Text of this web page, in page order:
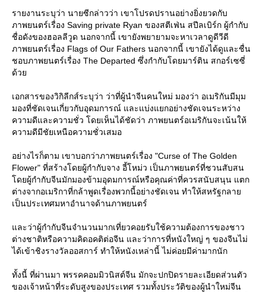
รายงานระบุว่า นายซีกล่าวว่า เขาโปรดปรานอย่างยิ่งยวดกับ
ภาพยนตร์เรื่อง Saving private Ryan ของสตีเฟ่น สปีลเบิร์ก ผู้กำกับ
ชื่อดังของฮอลลีวูด นอกจากนี้ เขายังพยายามจะหาเวลาดูดีวีดี
ภาพยนตร์เรื่อง Flags of Our Fathers นอกจากนี้ เขายังได้ดูและชื่น
ชอบภาพยนตร์เรื่อง The Departed ซึ่งกำกับโดยมาร์ติน สกอร์เซซี่
ด้ว
เอกสารของวิกิลีกส์ระบุว่า ว่าที่ผู้นำจีนคนใหม่ มองว่า อเมริกันมีมุม
มองที่ชัดเจนเกี่ยวกับอุดมการณ์ และแบ่งแยกอย่างชัดเจนระหว่าง
ความดีและความชั่ว โดยเห็นได้ชัดว่า ภาพยนตร์อเมริกันจะเน้นให้
ความดีมีชัยเหนือความชั่วเสมอ
อย่างไรก็ตาม เขาบอกว่าภาพยนตร์เรื่อง "Curse of The Golden
Flower" ที่สร้างโดยผู้กำกับจาง อี้โหม่ว เป็นภาพยนตร์ที่ชวนสับสน
ดยผู้กำกับจีนมักมองข้ามอุดมการณ์หรือคุณค่าที่ควรสนับสนุน แตก
ต่างจากอเมริกาที่กล้าพูดเรื่องพวกนี้อย่างชัดเจน ทำให้สหรัฐกลา
เป็นประเทศมหาอำนาจด้านภาพยนตร์
ละว่าผู้กำกับจีนจำนวนมากเที่ยวคอยรับใช้ความต้องการของชาว
ต่างชาติหรือความคิดอคติต่อจีน และว่าการที่หนังใหญ่ ๆ ของจีนไม่
ได้เข้าชิงรางวัลออสการ์ ทำให้หนังเหล่านี้ ไม่ค่อยมีค่ามากนัก
ทั้งนี้ ที่ผ่านมา พรรคคอมมิวนิสต์จีน มักจะปกปิดรายละเอียดส่วนตัว
ของเจ้าหน้าที่ระดับสูงของประเทศ รวมทั้งประวัติของผู้นำใหม่จีน